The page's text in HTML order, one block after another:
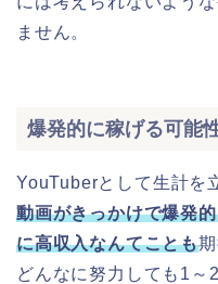
ません。
爆発的に稼げる可能
YouTuberとして生計を
動画がきっかけで爆発
に高収入なんてことも
どんなに努力しても1～